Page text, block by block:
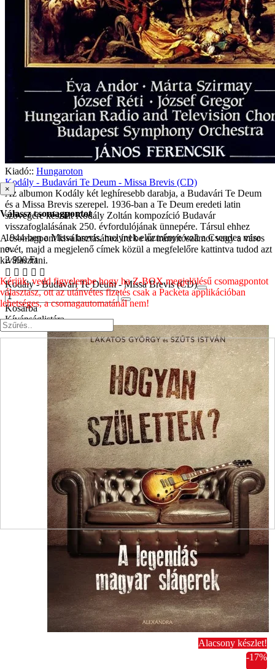
Kiadó:: Hungaroton
Kodály - Budavári Te Deum - Missa Brevis (CD)
Az albumon Kodály két leghíresebb darabja, a Budavári Te Deum
és a Missa Brevis szerepel. 1936-ban a Te Deum eredeti latin
szövegére készült Kodály Zoltán kompozíció Budavár
visszafoglalásának 250. évfordulójának ünnepére. Társul ehhez
1944-ben a Missa brevis, melynek előzménye volt a Csendes mise
o..
2 990 Ft
Kodály - Budavári Te Deum - Missa Brevis (CD)
Kosárba
Kívánságlistára
Alacsony készlet!
-17%
×
Válassz csomagpontot
A csomagpont kiválasztásához írd be az irányítószámot vagy a város
nevét, majd a megjelenő címek közül a megfelelőre kattintva tudod azt
kiválasztani.
Kérjük, vedd figyelembe hogy ha Z-BOX megjelölésű csomagpontot
választasz, ott az utánvétes fizetés csak a Packeta applikációban
lehetséges, a csomagautomatánál nem!